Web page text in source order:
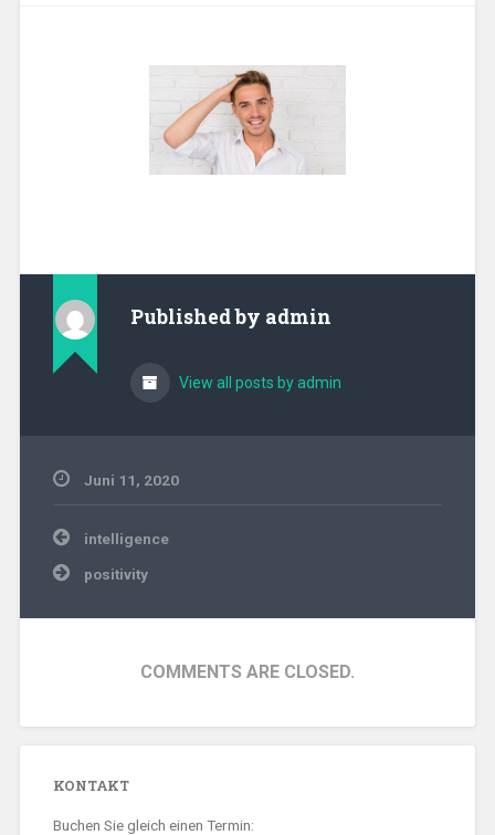
Published by admin
View all posts by admin
Juni 11, 2020
Beitragsnavigation
intelligence
positivity
COMMENTS ARE CLOSED.
KONTAKT
Buchen Sie gleich einen Termin: